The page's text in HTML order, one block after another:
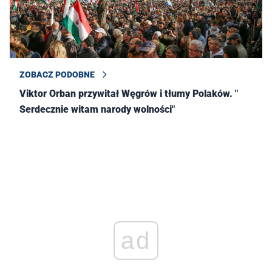
ZOBACZ PODOBNE
Viktor Orban przywitał Węgrów i tłumy Polaków. "
Serdecznie witam narody wolności"
ad